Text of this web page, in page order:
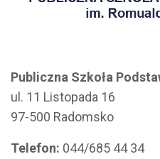
Publiczna Szkoła
ul. 11 Listopada 16
97-500 Radomsko
Telefon: 044/685 44 34